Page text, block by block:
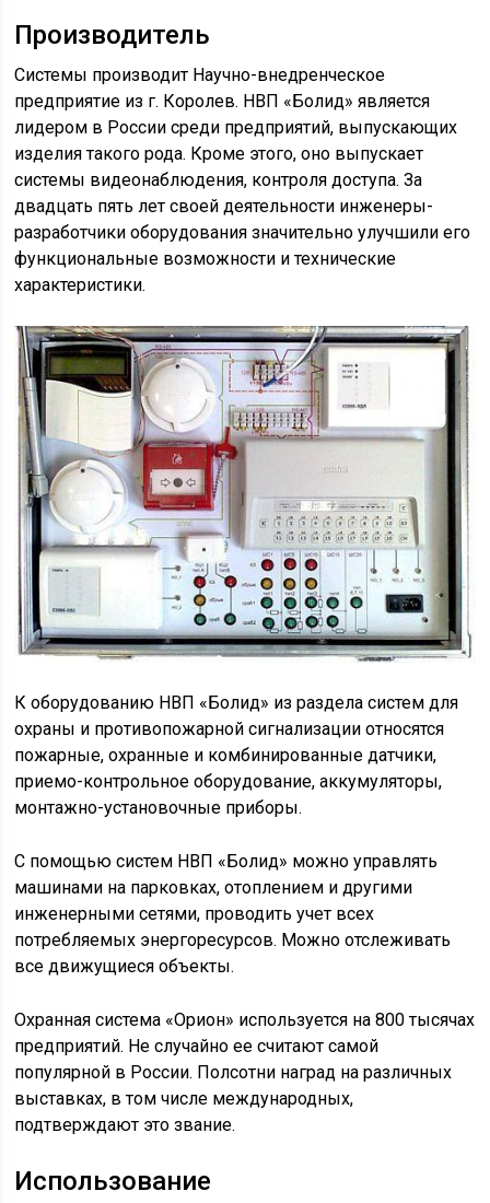
Производитель
Системы производит Научно-внедренческое
предприятие из г. Королев. НВП «Болид» является
лидером в России среди предприятий, выпускающих
изделия такого рода. Кроме этого, оно выпускает
системы видеонаблюдения, контроля доступа. За
двадцать пять лет своей деятельности инженеры-
разработчики оборудования значительно улучшили его
функциональные возможности и технические
характеристики.
К оборудованию НВП «Болид» из раздела систем для
охраны и противопожарной сигнализации относятся
пожарные, охранные и комбинированные датчики,
приемо-контрольное оборудование, аккумуляторы,
монтажно-установочные приборы.
С помощью систем НВП «Болид» можно управлять
машинами на парковках, отоплением и другими
инженерными сетями, проводить учет всех
потребляемых энергоресурсов. Можно отслеживать
все движущиеся объекты.
Охранная система «Орион» используется на 800 тысячах
предприятий. Не случайно ее считают самой
популярной в России. Полсотни наград на различных
выставках, в том числе международных,
подтверждают это звание.
Использование